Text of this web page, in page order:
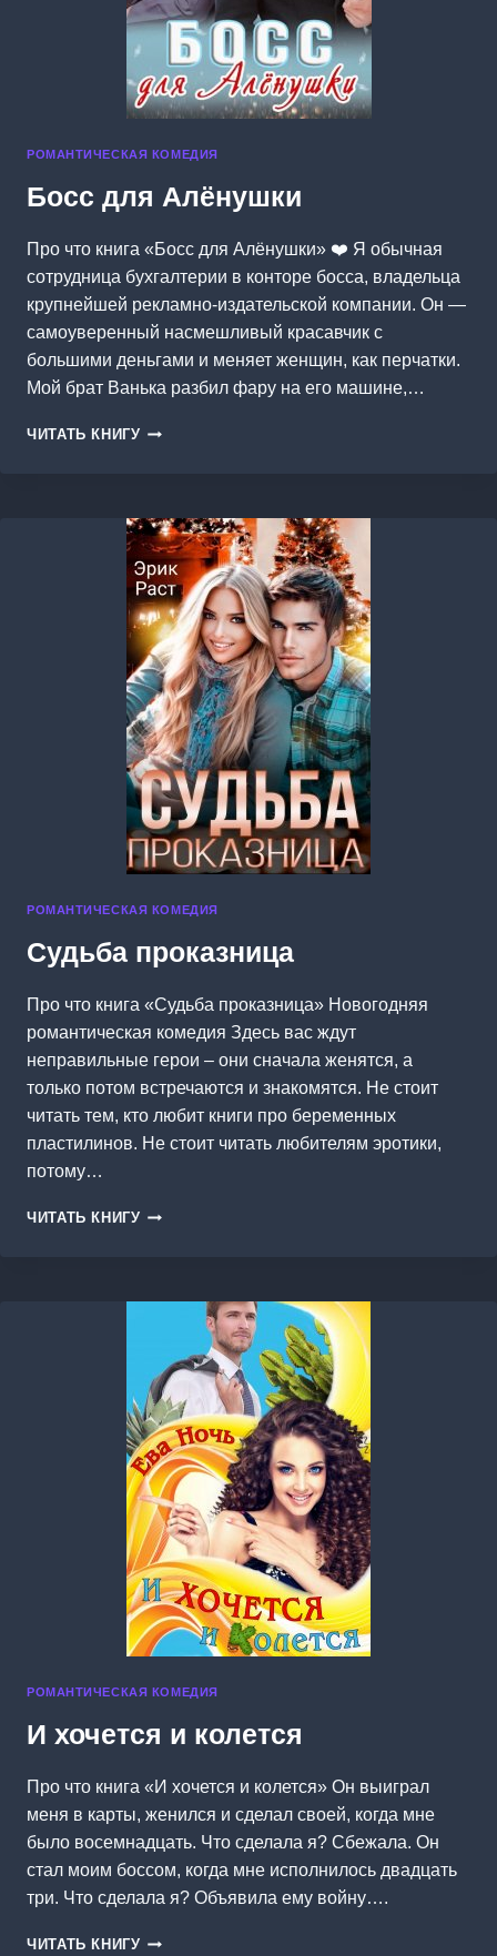
РОМАНТИЧЕСКАЯ КОМЕДИЯ
Босс для Алёнушки
Про что книга «Босс для Алёнушки» ❤️ Я обычная
сотрудница бухгалтерии в конторе босса, владельца
крупнейшей рекламно-издательской компании. Он —
самоуверенный насмешливый красавчик с
большими деньгами и меняет женщин, как перчатки.
Мой брат Ванька разбил фару на его машине,…
ЧИТАТЬ КНИГУ БОСС
РОМАНТИЧЕСКАЯ КОМЕДИЯ
Судьба проказница
Про что книга «Судьба проказница» Новогодняя
романтическая комедия Здесь вас ждут
неправильные герои – они сначала женятся, а
только потом встречаются и знакомятся. Не стоит
читать тем, кто любит книги про беременных
пластилинов. Не стоит читать любителям эротики,
потому…
ЧИТАТЬ КНИГУ СУДЬБА
РОМАНТИЧЕСКАЯ КОМЕДИЯ
И хочется и колется
Про что книга «И хочется и колется» Он выиграл
меня в карты, женился и сделал своей, когда мне
было восемнадцать. Что сделала я? Сбежала. Он
стал моим боссом, когда мне исполнилось двадцать
три. Что сделала я? Объявила ему войну….
ЧИТАТЬ КНИГУ И